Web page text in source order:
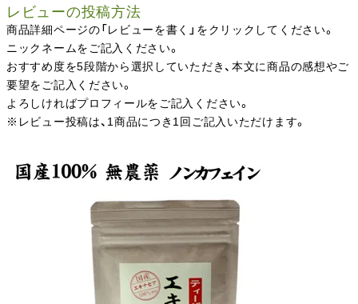
レビューの投稿方法
商品詳細ページの「レビューを書く」をクリックしてください。
ニックネームをご記入ください。
おすすめ度を5段階から選択していただき、本文に商品の感想やご
要望をご記入ください。
よろしければプロフィールをご記入ください。
※レビュー投稿は、1商品につき1回ご記入いただけます。